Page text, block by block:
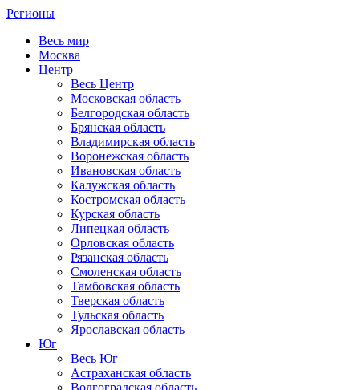
Регионы
Весь мир
Москва
Центр
Весь Центр
Московская область
Белгородская область
Брянская область
Владимирская область
Воронежская область
Ивановская область
Калужская область
Костромская область
Курская область
Липецкая область
Орловская область
Рязанская область
Смоленская область
Тамбовская область
Тверская область
Тульская область
Ярославская область
Юг
Весь Юг
Астраханская область
Волгоградская область